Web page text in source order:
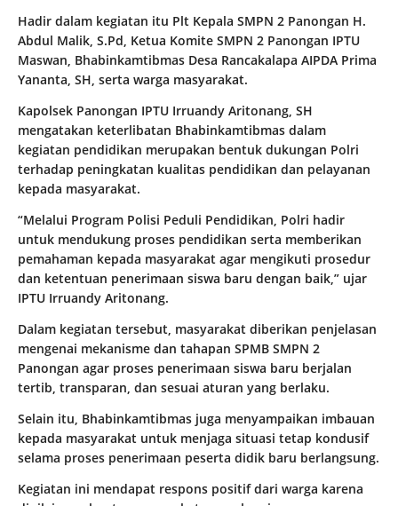
Hadir dalam kegiatan itu Plt Kepala SMPN 2 Panongan H.
Abdul Malik, S.Pd, Ketua Komite SMPN 2 Panongan IPTU
Maswan, Bhabinkamtibmas Desa Rancakalapa AIPDA Prima
Yananta, SH, serta warga masyarakat.
Kapolsek Panongan IPTU Irruandy Aritonang, SH
mengatakan keterlibatan Bhabinkamtibmas dalam
kegiatan pendidikan merupakan bentuk dukungan Polri
terhadap peningkatan kualitas pendidikan dan pelayanan
kepada masyarakat.
“Melalui Program Polisi Peduli Pendidikan, Polri hadir
untuk mendukung proses pendidikan serta memberikan
pemahaman kepada masyarakat agar mengikuti prosedur
dan ketentuan penerimaan siswa baru dengan baik,” ujar
IPTU Irruandy Aritonang.
Dalam kegiatan tersebut, masyarakat diberikan penjelasan
mengenai mekanisme dan tahapan SPMB SMPN 2
Panongan agar proses penerimaan siswa baru berjalan
tertib, transparan, dan sesuai aturan yang berlaku.
Selain itu, Bhabinkamtibmas juga menyampaikan imbauan
kepada masyarakat untuk menjaga situasi tetap kondusif
selama proses penerimaan peserta didik baru berlangsung.
Kegiatan ini mendapat respons positif dari warga karena